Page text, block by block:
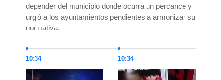
depender del municipio donde ocurra un percance y
urgió a los ayuntamientos pendientes a armonizar su
normativa.
10:34 10:34